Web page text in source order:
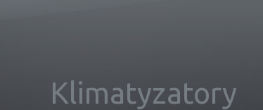
Klimatyzatory